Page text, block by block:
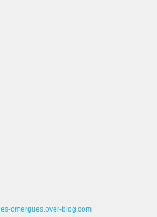
les-omergues.over-blog.com